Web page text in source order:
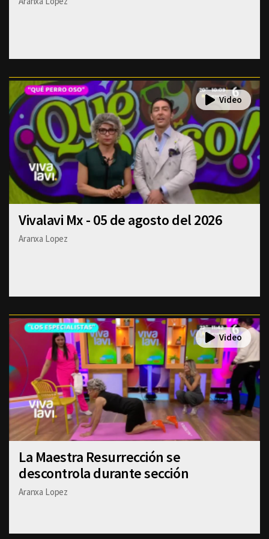
Vivalavi Mx - 05 de agosto del 2026
Aranxa Lopez
La Maestra Resurrección se
descontrola durante sección
Aranxa Lopez